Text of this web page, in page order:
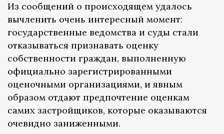
Из сообщений о происходящем удалось
вычленить очень интересный момент:
государственные ведомства и суды стали
отказываться признавать оценку
собственности граждан, выполненную
официально зарегистрированными
оценочными организациями, и явным
образом отдают предпочтение оценкам
самих застройщиков, которые оказываются
очевидно заниженными.